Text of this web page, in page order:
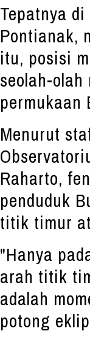
Tepatnya
Pontianak,
itu, posisi
seolah-
Menurut
Raharto,
penduduk
titik timur
"Hanya
arah titik
adalah
potong